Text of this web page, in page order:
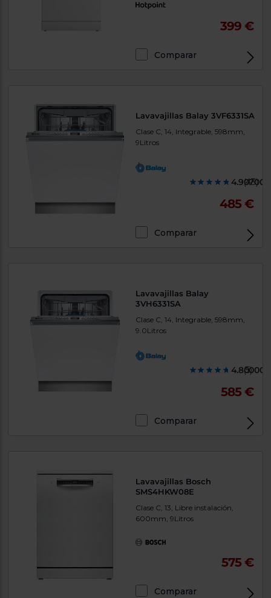
399 €
Comparar
Lavavajillas Balay 3VF6331SA
Clase C, 14, Integrable, 598mm,
9Litros
(43)
485 €
Comparar
Lavavajillas Balay
3VH6331SA
Clase C, 14, Integrable, 598mm,
9.0Litros
(5)
585 €
Comparar
Lavavajillas Bosch
SMS4HKW08E
Clase C, 13, Libre instalación,
600mm, 9Litros
575 €
Comparar